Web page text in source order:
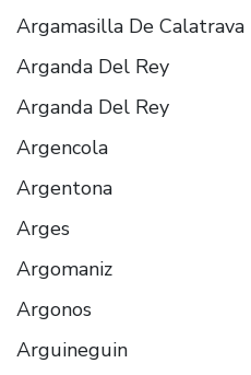
Argamasilla De Calatrava
Arganda Del Rey
Arganda Del Rey
Argencola
Argentona
Arges
Argomaniz
Argonos
Arguineguin